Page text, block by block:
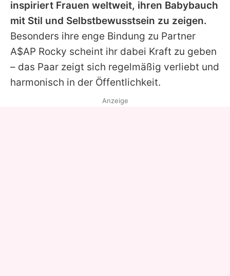
inspiriert Frauen weltweit, ihren Babybauch
mit Stil und Selbstbewusstsein zu zeigen.
Besonders ihre enge Bindung zu Partner
A$AP Rocky scheint ihr dabei Kraft zu geben
– das Paar zeigt sich regelmäßig verliebt und
harmonisch in der Öffentlichkeit.
Anzeige